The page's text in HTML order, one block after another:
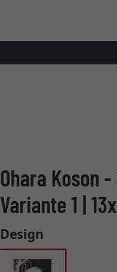
Ohara Koson
Variante 1 |
Design